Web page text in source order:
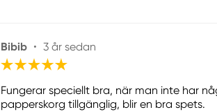
Bibib • 3 år sedan
Fungerar speciellt bra, när man inte har
papperskorg tillgänglig, blir en bra spets.